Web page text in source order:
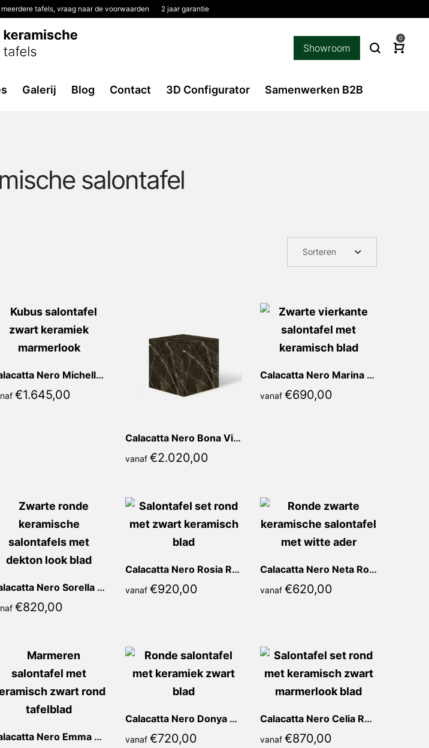
tafels, vraag naar de voorwaarden 2 jaar garantie
Showroom
0
Galerij Blog Contact 3D Configurator Samenwerken B2B
salontafel
Sorteren
Calacatta Nero Michella Recht
€1.645,00
Calacatta Nero Bona Vierkant
vanaf €2.020,00
Calacatta Nero Marina Vierkant
vanaf €690,00
Calacatta Nero Sorella Rond
€820,00
Calacatta Nero Rosia Rond
vanaf €920,00
Calacatta Nero Neta Rond
vanaf €620,00
Calacatta Nero Emma Rond
Calacatta Nero Donya Rond
vanaf €720,00
Calacatta Nero Celia Rond
vanaf €870,00